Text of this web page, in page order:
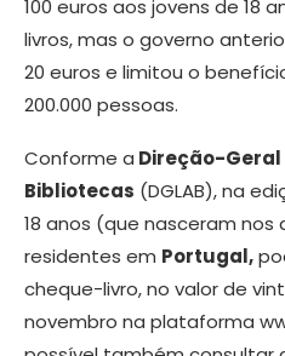
100 euros aos jovens de 18
livros, mas o governo
20 euros e limitou o
200.000 pessoas.
Conforme a Direção-Geral
Bibliotecas (DGLAB), na
18 anos (que nasceram nos
residentes em Portugal,
cheque-livro, no valor de
novembro na plataforma